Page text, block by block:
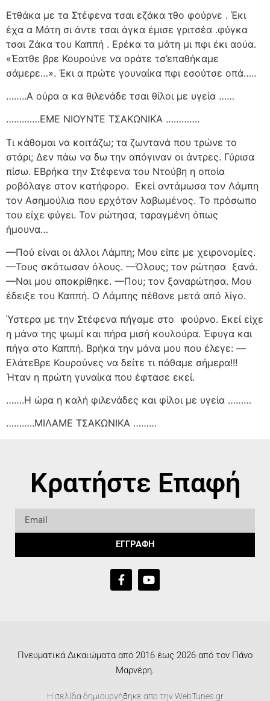
Ετθάκα με τα Στέφενα τσαι εζάκα τθο φούρνε . Έκι
έχα α Μάτη σι άντε τσαι άγκα έμισε γριτσέα .φύγκα
τσαι Ζάκα του Καππή . Ερέκα τα μάτη μι πφι έκι αούα.
«Έατθε βρε Κουρούνε να οράτε τσ’επαθήκαμε
σάμερε…». Έκι α πρώτε γουναίκα πφι εσούτσε οπά…..
……..Α ούρα α κα θιλενάδε τσαι θίλοι με υγεία ……
………….ΕΜΕ ΝΙΟΥΝΤΕ ΤΣΑΚΩΝΙΚΑ ………….
Τι κάθομαι να κοιτάζω; τα ζωντανά που τρώνε το
στάρι; Δεν πάω να δω την απόγιναν οι άντρες. Γύρισα
πίσω. ΕΒρήκα την Στέφενα του Ντούβη η οποία
ροβόλαγε στον κατήφορο. Εκεί αντάμωσα τον Λάμπη
τον Ασημούλια που ερχόταν λαβωμένος. Το πρόσωπο
του είχε φύγει. Τον ρώτησα, ταραγμένη όπως
ήμουνα…
—Πού είναι οι άλλοι Λάμπη; Μου είπε με χειρονομίες.
—Τους σκότωσαν όλους. —Όλους; τον ρώτησα ξανά.
—Ναι μου αποκρίθηκε. —Που; τον ξαναρώτησα. Μου
έδειξε του Καππή. Ο Λάμπης πέθανε μετά από λίγο.
Ύστερα με την Στέφενα πήγαμε στο φούρνο. Εκεί είχε
η μάνα της ψωμί και πήρα μισή κουλούρα. Έφυγα και
πήγα στο Καππή. Βρήκα την μάνα μου που έλεγε: —
ΕλάτεΒρε Κουρούνες να δείτε τι πάθαμε σήμερα!!!
Ήταν η πρώτη γυναίκα που έφτασε εκεί.
…….Η ώρα η καλή φιλενάδες και φίλοι με υγεία ………
………..ΜΙΛΑΜΕ ΤΣΑΚΩΝΙΚΑ ………
Κρατήστε Επαφή
ΕΓΓΡΑΦΗ
Πνευματικά Δικαιώματα από 2016 έως 2026 από τον Πάνο
Μαρνέρη.
Η σελίδα δημιουργήθηκε απο τηνWebTunes.gr